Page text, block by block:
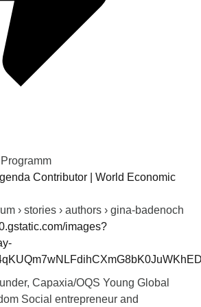
Contributor | World Economic
› stories › authors › gina-badenoch
images?
Capaxia/OQS Young Global
Social entrepreneur and